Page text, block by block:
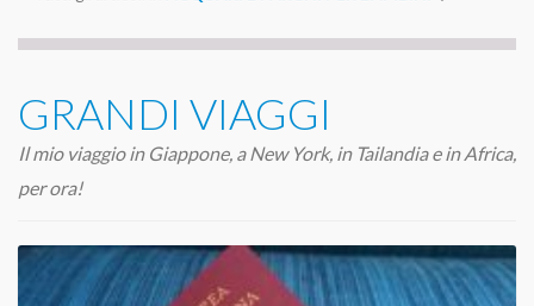
GRANDI VIAGGI
Il mio viaggio in Giappone, a New York, in Tailandia e in Africa,
per ora!